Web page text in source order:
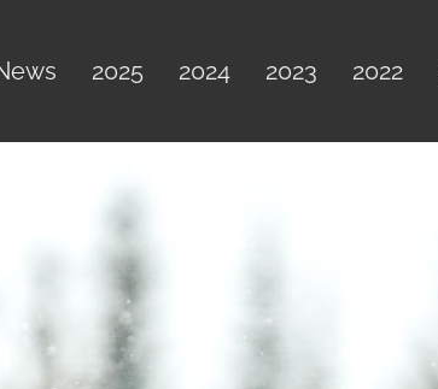
2025 2024 2023 2022